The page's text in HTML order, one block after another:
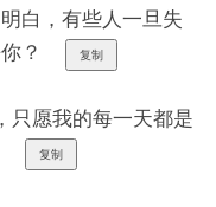
白，有些人一旦失
？
复制
只愿我的每一天都是
复制